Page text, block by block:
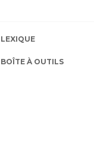
LEXIQUE
BOÎTE À OUTILS